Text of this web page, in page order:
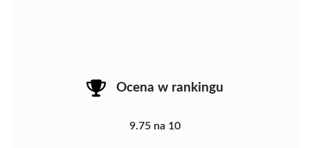
Ocena w rankingu
9.75 na 10